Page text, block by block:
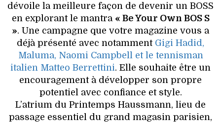
dévoile la meilleure façon de devenir un BOSS
en explorant le mantra « Be Your Own BOS S
». Une campagne que votre magazine vous a
déjà présenté avec notamment Gigi Hadid,
Maluma, Naomi Campbell et le tennisman
italien Matteo Berrettini. Elle souhaite être un
encouragement à développer son propre
potentiel avec confiance et style.
L’atrium du Printemps Haussmann, lieu de
passage essentiel du grand magasin parisien,